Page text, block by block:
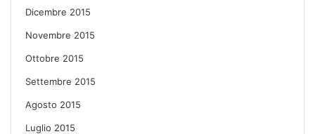
Dicembre 2015
Novembre 2015
Ottobre 2015
Settembre 2015
Agosto 2015
Luglio 2015